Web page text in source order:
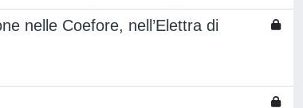
nelle Coefore, nell’Elettra di